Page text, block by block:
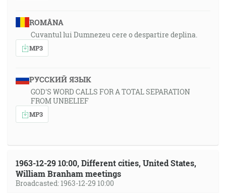
ROMÂNA
Cuvantul lui Dumnezeu cere o despartire deplina.
MP3
РУССКИЙ ЯЗЫК
GOD'S WORD CALLS FOR A TOTAL SEPARATION
FROM UNBELIEF
MP3
1963-12-29 10:00, Different cities, United States,
William Branham meetings
Broadcasted: 1963-12-29 10:00